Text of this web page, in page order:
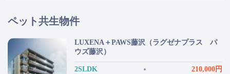
ペット共生物件
LUXENA＋PAWS藤沢（ラグゼナプラス パ
ウズ藤沢）
2SLDK 210,000円